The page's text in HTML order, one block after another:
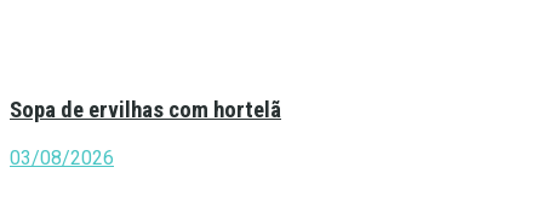
Sopa de ervilhas com hortelã
03/08/2026